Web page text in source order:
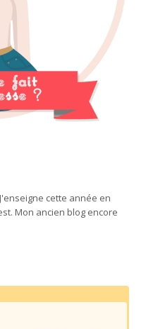
cette année en
Mon ancien blog encore